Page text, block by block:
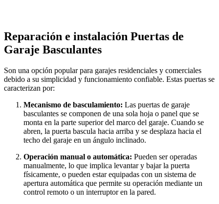
Reparación e instalación Puertas de
Garaje Basculantes
Son una opción popular para garajes residenciales y comerciales
debido a su simplicidad y funcionamiento confiable. Estas puertas se
caracterizan por:
Mecanismo de basculamiento: Las puertas de garaje
basculantes se componen de una sola hoja o panel que se
monta en la parte superior del marco del garaje. Cuando se
abren, la puerta bascula hacia arriba y se desplaza hacia el
techo del garaje en un ángulo inclinado.
Operación manual o automática: Pueden ser operadas
manualmente, lo que implica levantar y bajar la puerta
físicamente, o pueden estar equipadas con un sistema de
apertura automática que permite su operación mediante un
control remoto o un interruptor en la pared.